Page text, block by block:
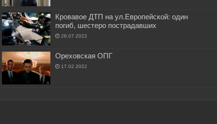
Кровавое ДТП на ул.Европейской: один
погиб, шестеро пострадавших
28.07.2022
Ореховская ОПГ
17.02.2022